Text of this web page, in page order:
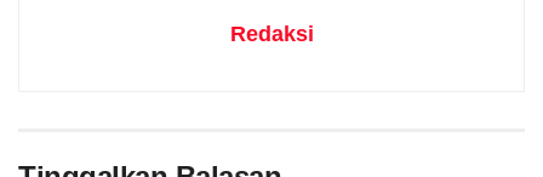
Redaksi